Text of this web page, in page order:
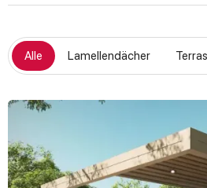
Alle Lamellendächer